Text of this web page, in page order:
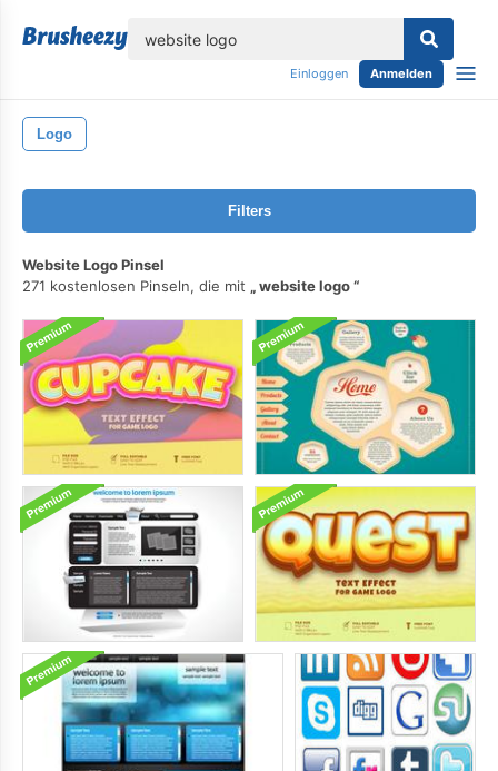
Einloggen Anmelden
Logo
Filters
Website Logo Pinsel
271 kostenlosen Pinseln, die mit
website logo